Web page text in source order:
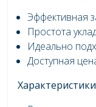
Эффективная
Простота
Идеально
Доступная